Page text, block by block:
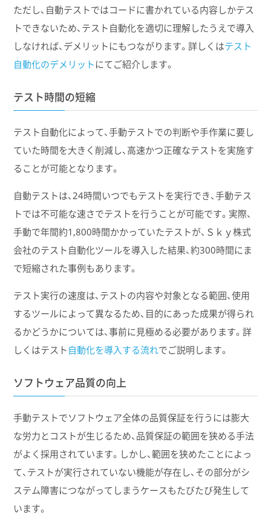
ただし、自動テストではコードに書かれている内容しかテス
トできないため、テスト自動化を適切に理解したうえで導入
しなければ、デメリットにもつながります。詳しくはテスト
自動化のデメリット にてご紹介します。
テスト時間の短縮
テスト自動化によって、手動テストでの判断や手作業に要し
ていた時間を大きく削減し、高速かつ正確なテストを実施す
ることが可能となります。
自動テストは、24時間いつでもテストを実行でき、手動テス
トでは不可能な速さでテストを行うことが可能です。実際、
手動で年間約1,800時間かかっていたテストが、Ｓｋｙ株式
会社のテスト自動化ツールを導入した結果、約300時間にま
で短縮された事例もあります。
テスト実行の速度は、テストの内容や対象となる範囲、使用
するツールによって異なるため、目的にあった成果が得られ
るかどうかについては、事前に見極める必要があります。詳
しくはテスト 自動化を導入する流れでご説明します。
ソフトウェア品質の向上
手動テストでソフトウェア全体の品質保証を行うには膨大
な労力とコストが生じるため、品質保証の範囲を狭める手法
がよく採用されています。しかし、範囲を狭めたことによっ
て、テストが実行されていない機能が存在し、その部分がシ
ステム障害につながってしまうケースもたびたび発生して
います。